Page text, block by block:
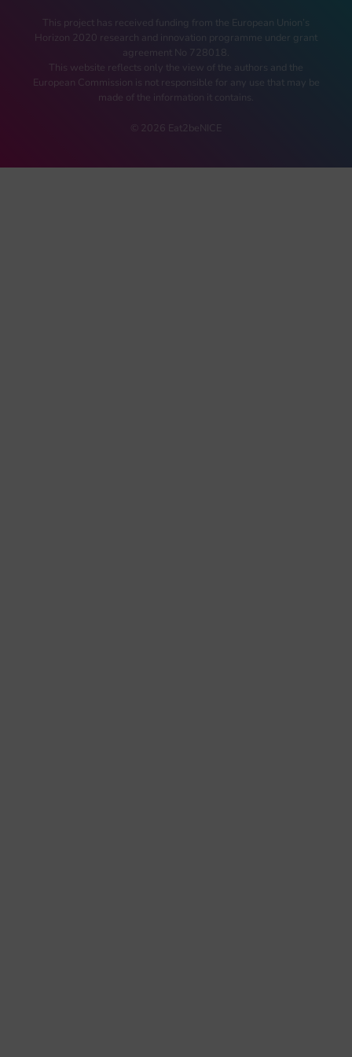
This project has received funding from the European Union’s
Horizon 2020 research and innovation programme under grant
agreement No 728018.
This website reflects only the view of the authors and the
European Commission is not responsible for any use that may be
made of the information it contains.
© 2026 Eat2beNICE